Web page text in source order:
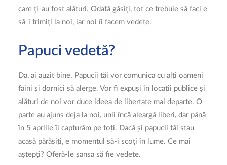
care ți-au fost alături. Odată găsiți, tot ce trebuie să faci e
să-i trimiți la noi, iar noi îi facem vedete.
Papuci vedetă?
Da, ai auzit bine. Papucii tăi vor comunica cu alți oameni
faini și dornici să alerge. Vor fi expuși în locații publice și
alături de noi vor duce ideea de libertate mai departe. O
parte au ajuns deja la noi, unii încă aleargă liberi, dar până
în 5 aprilie îi capturăm pe toți. Dacă și papucii tăi stau
acasă părăsiți, e momentul să-i scoți în lume. Ce mai
aștepți? Oferă-le șansa să fie vedete.